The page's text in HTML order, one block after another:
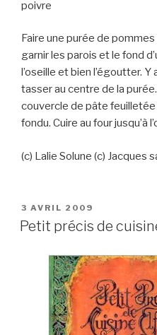
poivre
Faire une purée de
garnir les parois et le fond
l’oseille et bien l’égoutter.
tasser au centre de la
couvercle de pâte
fondu. Cuire au four jusqu’à
(c) Lalie Solune (c) Jacques
PUBLIÉ
LE
3 AVRIL 2009
Petit précis de